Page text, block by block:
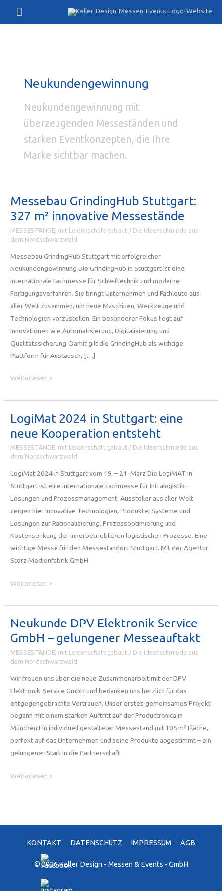
Hauptmenü
Neukundengewinnung
Neukundengewinnung mit
überzeugenden Messeständen und
starken Eventkonzepten, die Ihre
Marke sichtbar machen.
Messebau GrindingHub Stuttgart:
327 m² innovative Messestände
MESSESTÄNDE, mit Leidenschaft gebaut / Die Ideenschmiede aus
dem Nordschwarzwald
Messebau GrindingHub Stuttgart mit erfolgreicher
Neukundengewinnung Die GrindingHub in Stuttgart ist eine
internationale Fachmesse für Schleiftechnik und moderne
Fertigungsverfahren. Sie bringt Unternehmen und Fachleute aus
aller Welt zusammen, um neue Maschinen, Werkzeuge und
Technologien vorzustellen. Ein besonderer Fokus liegt auf
Innovationen wie Automatisierung, Digitalisierung und
Qualitätssicherung. Damit gilt die GrindingHub als wichtige
Plattform für Austausch, […]
Messebau
Stuttgart:
327
innovative
Messestände
Weiterlesen »
LogiMat 2024 in Stuttgart: eine
neue Kooperation entsteht
MESSESTÄNDE, mit Leidenschaft gebaut / Die Ideenschmiede aus
dem Nordschwarzwald
LogiMat 2024 in Stuttgart vom 19. – 21. März Die LogiMAT in
Stuttgart ist eine internationale Fachmesse für Intralogistik-
Lösungen und Prozessmanagement. Aussteller aus aller Welt
zeigen hier innovative Technologien, Produkte, Systeme und
Lösungen zur Rationalisierung, Prozessoptimierung und
Kostensenkung der innerbetrieblichen logistischen Prozesse. Eine
wichtige Messe für den Messestandort Stuttgart. Mit der Agentur
Storz Medienfabrik GmbH
LogiMat
in
Stuttgart:
eine
neue
Kooperation
Weiterlesen »
Neukunde DPV Elektronik-Service
GmbH – gelungener Messeauftakt
MESSESTÄNDE, mit Leidenschaft gebaut / Die Ideenschmiede aus
dem Nordschwarzwald
Wir freuen uns über die neue Zusammenarbeit mit der DPV
Elektronik-Service GmbH und bedanken uns herzlich für das
entgegengebrachte Vertrauen. Unser erstes gemeinsames Projekt
begann mit einem starken Auftritt auf der Productronica in
München:Ein individuell gestalteter Messestand mit 105 m² Fläche,
perfekt auf das Unternehmen und seine Produkte abgestimmt – ein
gelungener Start in die Partnerschaft.
Neukunde
GmbH
Messeauftakt
Weiterlesen »
KONTAKT DATENSCHUTZ IMPRESSUM AGB
© 2026 Keller Design - Messen & Events - GmbH